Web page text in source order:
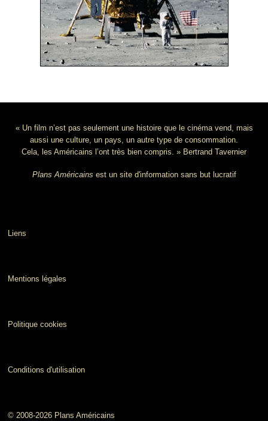
« Un film n’est pas seulement une histoire que le cinéma vend, mais
aussi une culture, un pays, un autre type de consommation.
Cela, les Américains l’ont très bien compris. » Bertrand Tavernier
Plans Américains est un site d'information sans but lucratif
Liens
Mentions légales
Politique cookies
Conditions d'utilisation
© 2008-2026 Plans Américains